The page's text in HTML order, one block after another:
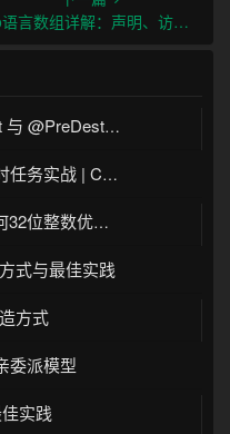
数组详解：声明、访问和常见操作技巧
的完整与实战
| Cron表达式详解
字符串 | 性能分析
式与最佳实践
方式
委派模型
实践